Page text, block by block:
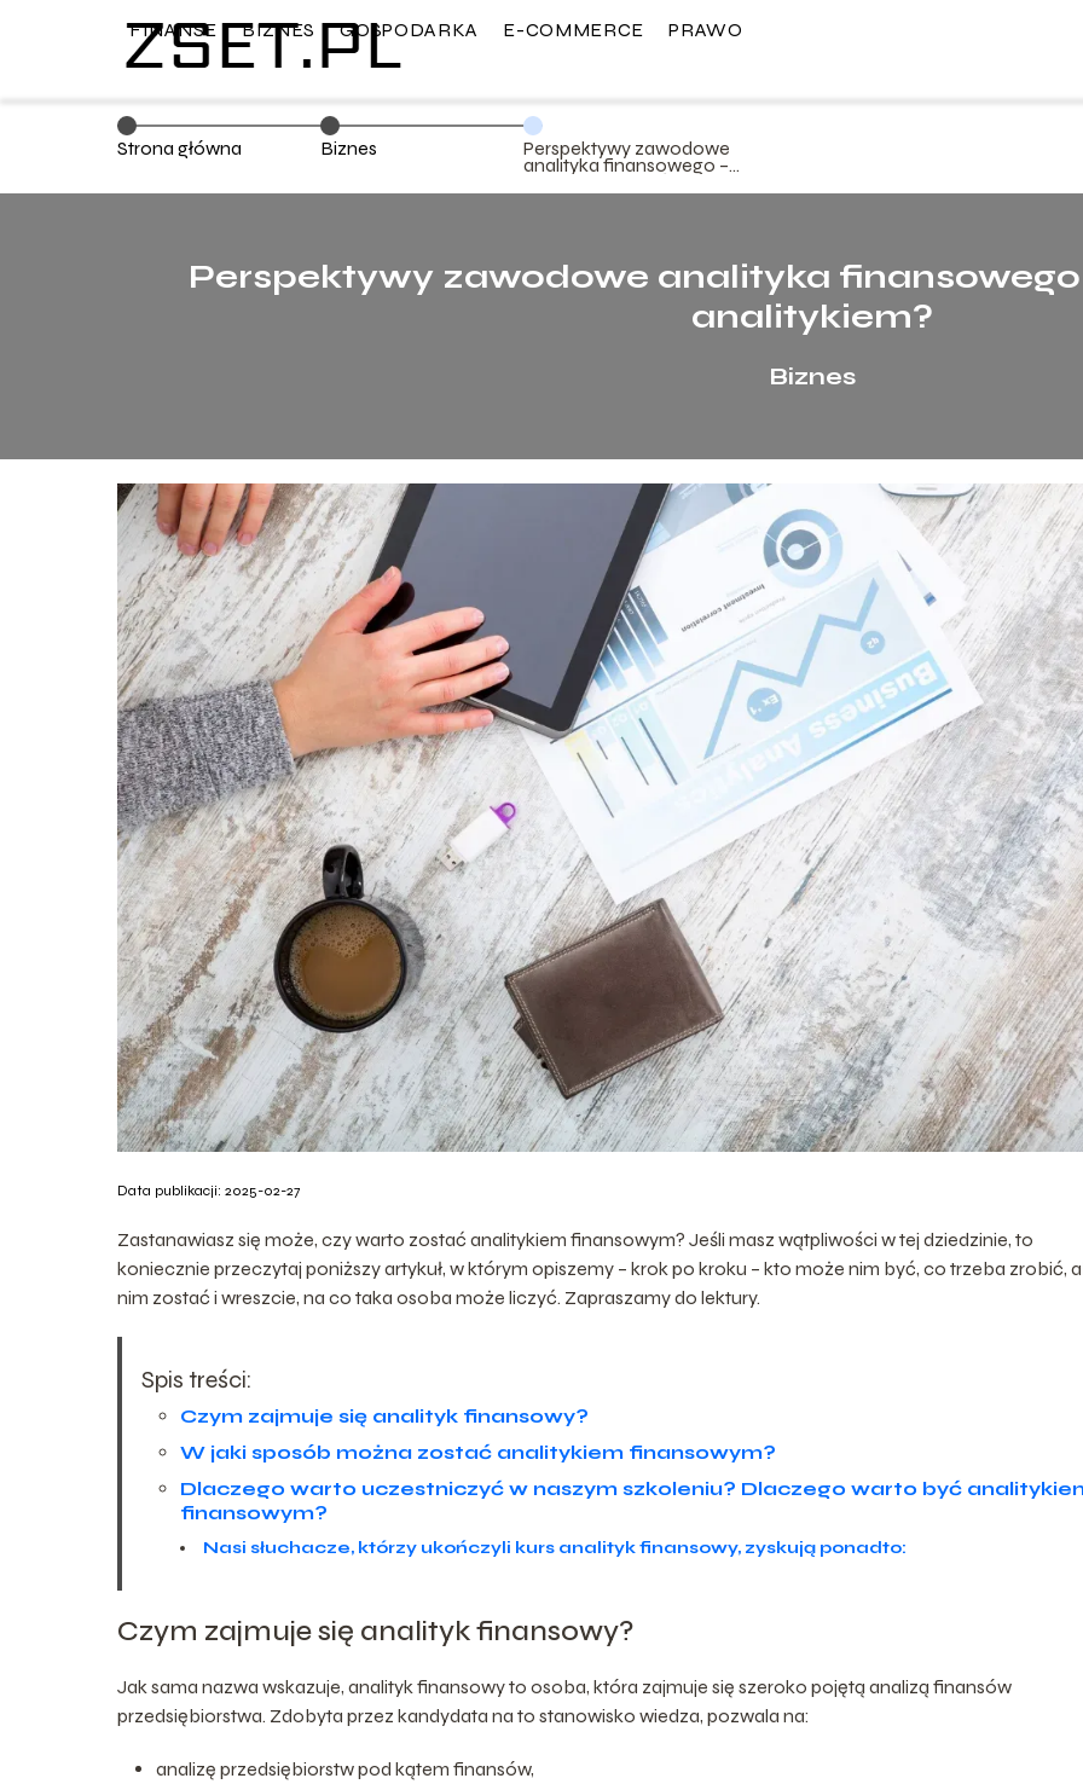
FINANSE BIZNES GOSPODARKA E-COMMERCE PRAWO
Strona główna Biznes Perspektywy zawodowe
analityka finansowego –
czy warto zostać
analitykiem?
Perspektywy zawodowe analityka
analitykiem?
Biznes
Data publikacji: 2025-02-27
Zastanawiasz się może, czy warto zostać analitykiem finansowym? Jeśli masz wątpliwości w tej dziedzinie, to
koniecznie przeczytaj poniższy artykuł, w którym opiszemy – krok po kroku – kto może nim być, co trzeba zrobić,
nim zostać i wreszcie, na co taka osoba może liczyć. Zapraszamy do lektury.
Spis treści:
Czym zajmuje się analityk finansowy?
W jaki sposób można zostać analitykiem finansowym?
Dlaczego warto uczestniczyć w naszym szkoleniu? Dlaczego warto być
finansowym?
Nasi słuchacze, którzy ukończyli kurs analityk finansowy, zyskują ponadto:
Czym zajmuje się analityk finansowy?
Jak sama nazwa wskazuje, analityk finansowy to osoba, która zajmuje się szeroko pojętą analizą finansów
przedsiębiorstwa. Zdobyta przez kandydata na to stanowisko wiedza, pozwala na:
analizę przedsiębiorstw pod kątem finansów,